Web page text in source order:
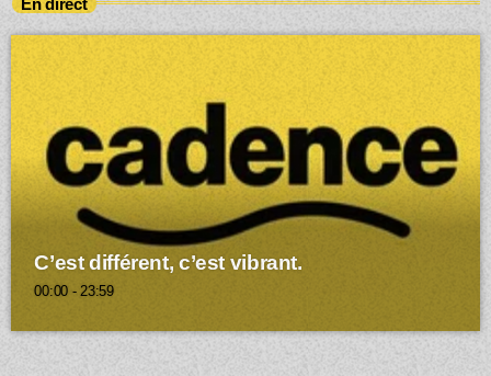
En direct
C’est différent, c’est vibrant.
00:00 - 23:59